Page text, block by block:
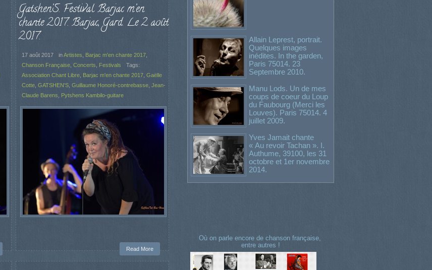
Gatshen’S. Festival Barjac m’en
chante 2017. Barjac, Gard. Le 2 août
2017.
17 août 2017 inArtistes Barjac m'en chante 2017,
Chanson Française, Concerts Festivals
Tags:
Association Chant Libre, Barjac m'en chante 2017, Gaëlle
Cotte, GATSHEN'S, Guillaume Honoré-contrebasse, Jean-
Claude Barens
Pytshens Kambilo-guitare
Read More
Allain Leprest, portrait.
Quelques images
inédites. In the garden,
Paris 75014. 23
Septembre 2010.
Manu Lods. Un de mes
coups de coeur du Loup
du Faubourg (Merci les
Louves). Paris 75014. 4
juillet 2009.
Yves Jamait chante
« Au revoir Tachan ». I.
Authume, 39100, les 31
octobre et 1er novembre
2014.
Où on parle encore de chanson française,
entre autres !